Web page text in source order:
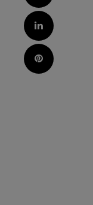
LinkedIn
Pinterest